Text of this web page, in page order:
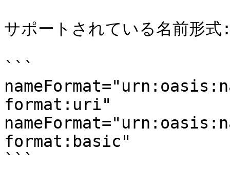
サポートされている名前形
```
format:uri"
format:basic"
```